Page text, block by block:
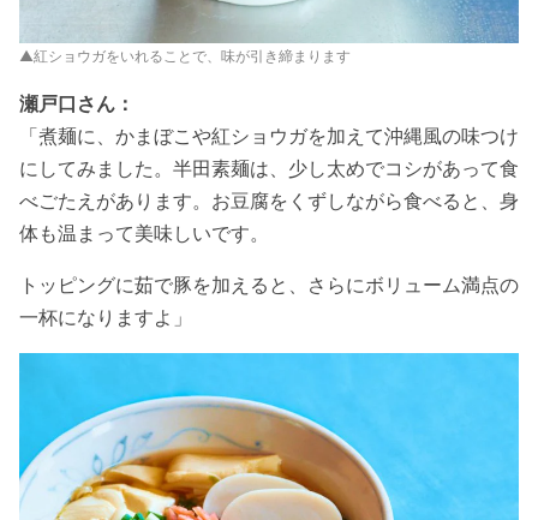
▲紅ショウガをいれることで、味が引き締まります
瀬戸口さん：
「煮麺に、かまぼこや紅ショウガを加えて沖縄風の味つけ
にしてみました。半田素麺は、少し太めでコシがあって食
べごたえがあります。お豆腐をくずしながら食べると、身
体も温まって美味しいです。
トッピングに茹で豚を加えると、さらにボリューム満点の
一杯になりますよ」